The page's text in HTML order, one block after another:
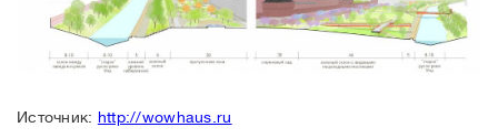
Источник: http://wowhaus.ru